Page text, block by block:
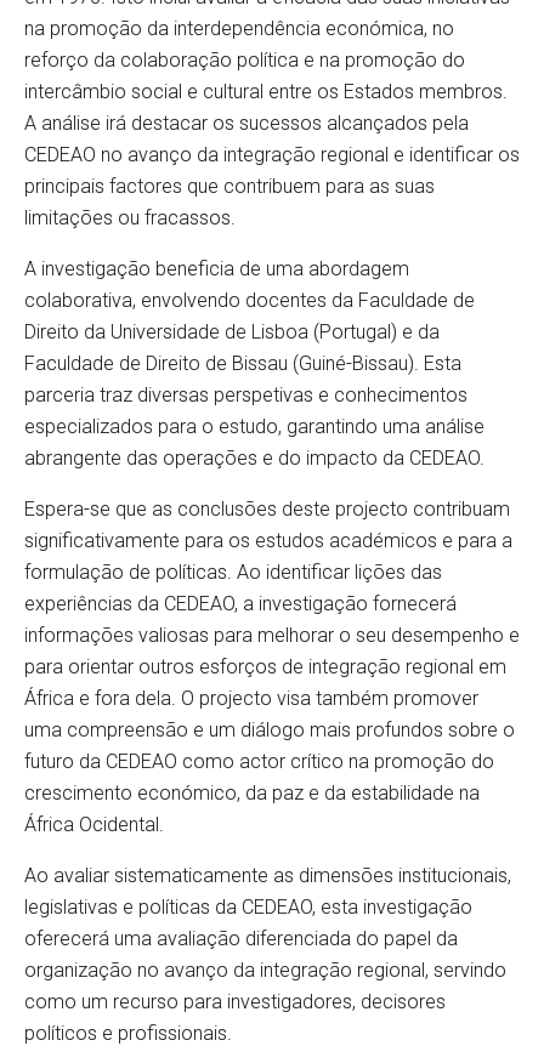
na promoção da interdependência económica, no
reforço da colaboração política e na promoção do
intercâmbio social e cultural entre os Estados membros.
A análise irá destacar os sucessos alcançados pela
CEDEAO no avanço da integração regional e identificar os
principais factores que contribuem para as suas
limitações ou fracassos.
A investigação beneficia de uma abordagem
colaborativa, envolvendo docentes da Faculdade de
Direito da Universidade de Lisboa (Portugal) e da
Faculdade de Direito de Bissau (Guiné-Bissau). Esta
parceria traz diversas perspetivas e conhecimentos
especializados para o estudo, garantindo uma análise
abrangente das operações e do impacto da CEDEAO.
Espera-se que as conclusões deste projecto contribuam
significativamente para os estudos académicos e para a
formulação de políticas. Ao identificar lições das
experiências da CEDEAO, a investigação fornecerá
informações valiosas para melhorar o seu desempenho e
para orientar outros esforços de integração regional em
África e fora dela. O projecto visa também promover
uma compreensão e um diálogo mais profundos sobre o
futuro da CEDEAO como actor crítico na promoção do
crescimento económico, da paz e da estabilidade na
África Ocidental.
Ao avaliar sistematicamente as dimensões institucionais,
legislativas e políticas da CEDEAO, esta investigação
oferecerá uma avaliação diferenciada do papel da
organização no avanço da integração regional, servindo
como um recurso para investigadores, decisores
políticos e profissionais.